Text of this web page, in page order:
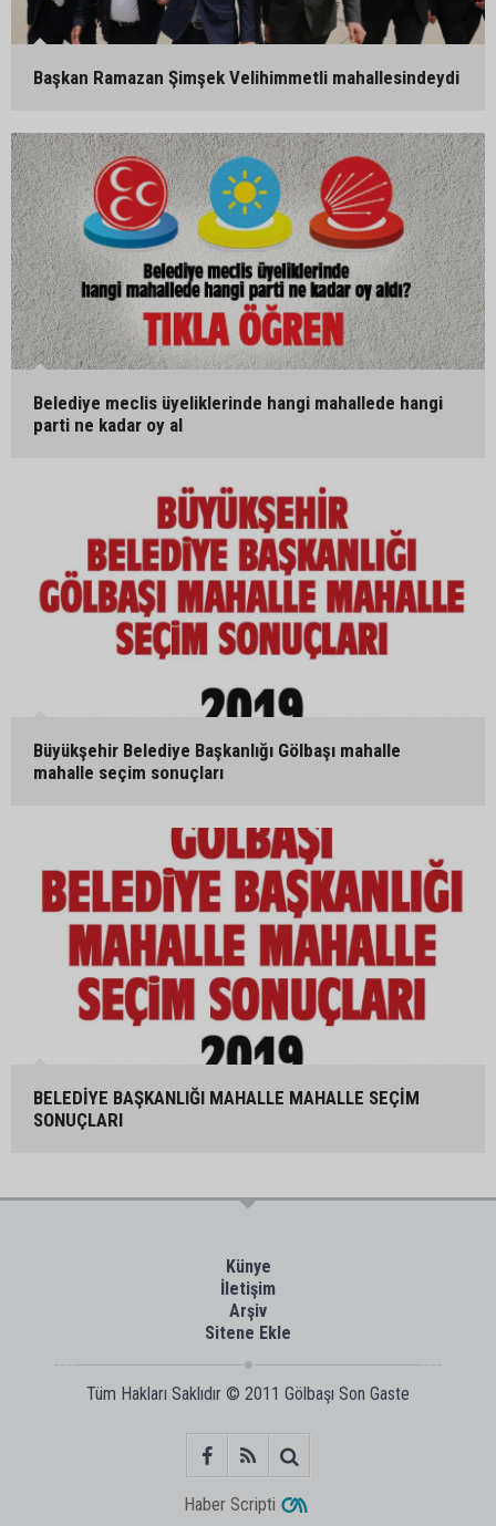
Başkan Ramazan Şimşek Velihimmetli mahallesindeydi
Belediye meclis üyeliklerinde hangi mahallede hangi
parti ne kadar oy al
Büyükşehir Belediye Başkanlığı Gölbaşı mahalle
mahalle seçim sonuçları
BELEDİYE BAŞKANLIĞI MAHALLE MAHALLE SEÇİM
SONUÇLARI
Künye
İletişim
Arşiv
Sitene Ekle
Tüm Hakları Saklıdır © 2011 Gölbaşı Son Gaste
Haber Scripti